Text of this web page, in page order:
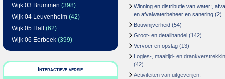
Wijk 03 Brummen (398)
Wijk 04 Leuvenheim (42)
Wijk 05 Hall
(62)
Wijk 06 Eerbeek (399)
Interactieve versie
Winning en distributie van water;,
en afvalwaterbeheer en sanering (2)
Bouwnijverheid (54)
Groot- en detailhandel (142)
Vervoer en opslag (13)
Logies-, maaltijd- en
(42)
Activiteiten van uitgeverijen,